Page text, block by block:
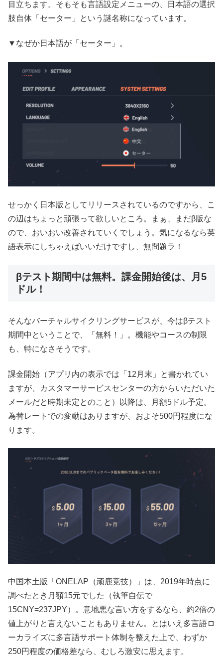
目立ちます。そもそも言語設定メニューの、日本語の選択
肢自体「セーター」という謎名称になっています。
▼なぜか日本語が「セーター」。
せっかく日本版としてリリースされているのですから、こ
の辺はちょっと頑張って欲しいところ。まぁ、まだβ版な
ので、おいおい改善されていくでしょう。気になるなら英
語表示にしちゃえばいいだけですし、無問題ラ！
βテスト期間中は無料。課金開始後は、月5
ドル！
そんなバーチャルサイクリングサービスが、今はβテスト
期間中ということで、「無料！」。機能やコースの制限
も、特になさそうです。
課金開始（アプリ内の表示では「12月末」と書かれてい
ますが、カスタマーサービスセンターの方からいただいた
メールだと時期未定とのこと）以降は、月額5ドル予定。
為替レートでの変動はありますが、およそ500円程度にな
ります。
中国本土版「ONELAP（顽鹿竞技）」は、2019年時点に
調べたとき月額15元でした（執筆自伝で
15CNY=237JPY）。意地悪な言い方をするなら、約2倍の
値上がりと言えないこともありません。とはいえ多言語ロ
ーカライズに多言語サポート体制を整えた上で、わずか
250円程度の価格差なら、むしろ激安に思えます。